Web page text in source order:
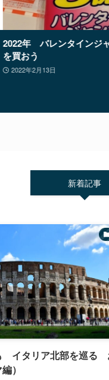
2022年 バレンタインジ
を買おう
2022年2月13日
新着記事
イタリア北部を巡る
）